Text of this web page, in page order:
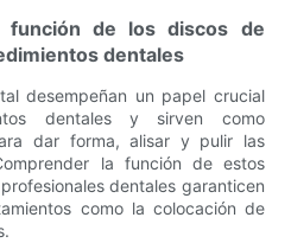
de los discos de
dentales
desempeñan un papel crucial
dentales y sirven como
dar forma, alisar y pulir las
la función de estos
dentales garanticen
como la colocación de